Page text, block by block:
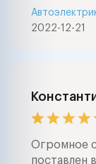
2022-12-21
Огромное
поставлен